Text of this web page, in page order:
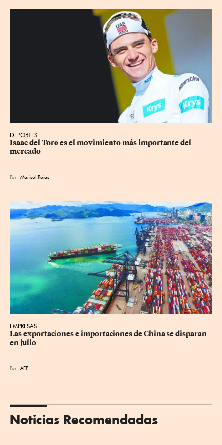
DEPORTES
Isaac del Toro es el movimiento más importante del
mercado
Por Marisol Rojas
EMPRESAS
Las exportaciones e importaciones de China se disparan
en julio
Por AFP
Noticias Recomendadas